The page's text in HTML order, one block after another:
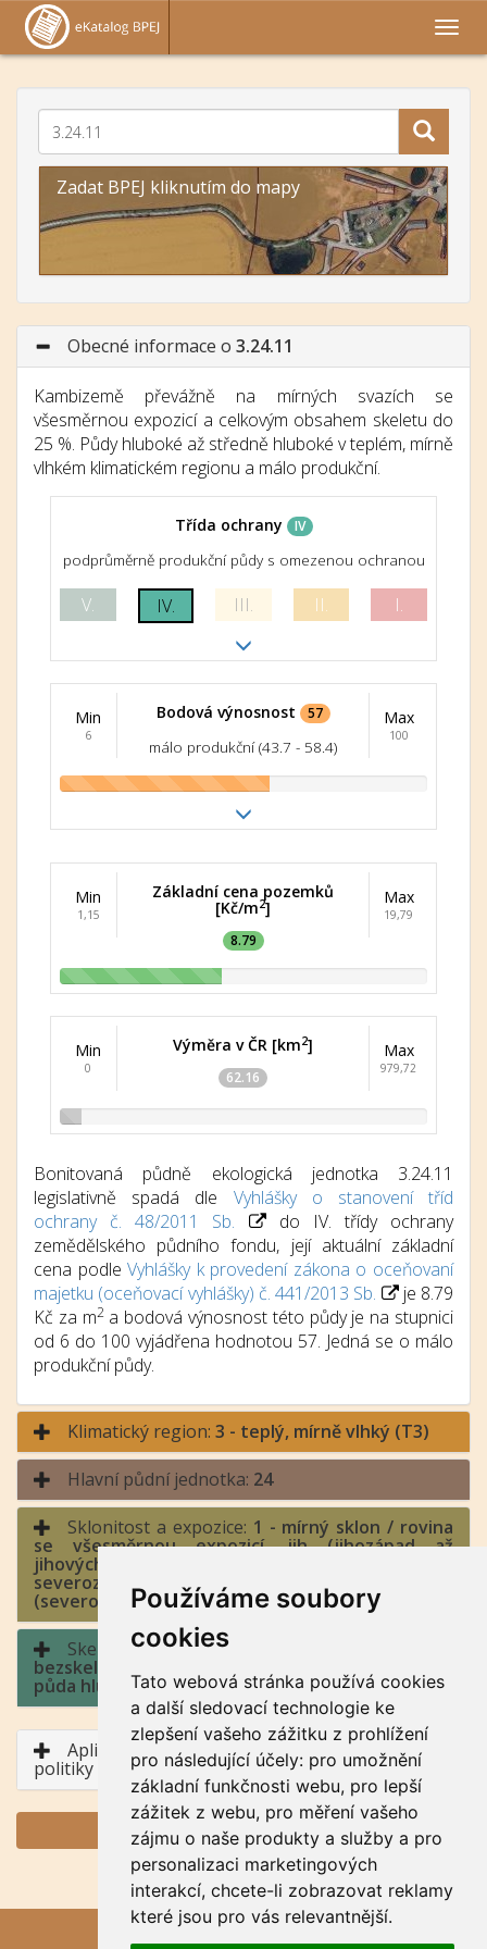
Používáme soubory
cookies
Tato webová stránka používá cookies
a další sledovací technologie ke
zlepšení vašeho zážitku z prohlížení
pro následující účely: pro umožnění
základní funkčnosti webu, pro lepší
zážitek z webu, pro měření vašeho
zájmu o naše produkty a služby a pro
personalizaci marketingových
interakcí, chcete-li zobrazovat reklamy
které jsou pro vás relevantnější.
Zadat BPEJ kliknutím do mapy
Obecné informace o 3.24.11
Kambizemě převážně na mírných svazích se
všesměrnou expozicí a celkovým obsahem skeletu do
25 %. Půdy hluboké až středně hluboké v teplém, mírně
vlhkém klimatickém regionu a málo produkční.
Třída ochrany IV
podprůměrně produkční půdy s omezenou ochranou
V. IV. III. II. I.
Min
6
Bodová výnosnost 57
málo produkční (43.7 - 58.4)
Max
100
Min
1,15
Základní cena pozemků
[Kč/m2]
8.79
Max
19,79
Min
0
Výměra v ČR [km2]
62.16
Max
979,72
Bonitovaná půdně ekologická jednotka 3.24.11
legislativně spadá dle Vyhlášky o stanovení tříd
ochrany č. 48/2011 Sb.
do IV. třídy ochrany
zemědělského půdního fondu, její aktuální základní
cena podleVyhlášky k provedení zákona o oceňovaní
majetku (oceňovací vyhlášky) č. 441/2013 Sb.
je 8.79
Kč za m2a bodová výnosnost této půdy je na stupnici
od 6 do 100 vyjádřena hodnotou 57. Jedná se o málo
produkční půdy.
Klimatický region: 3 - teplý, mírně vlhký (T3)
Hlavní půdní jednotka: 24
Sklonitost a expozice: 1 - mírný sklon / rovina
se všesměrnou expozicí, jih (jihozápad až
jihovýchod), východ a západ (jihozápad až
severozápad, jihovýchod až severovýchod), sever
(severozápad až severovýchod)
Skeletovitost a hloubka půdy:
bezskeletovitá, s příměsí, slabě skeletovitá /
půda hluboká, půda středně hluboká
Aplikace BPEJ v rámci Společné zemědělské
politiky
GENERUJ PDF